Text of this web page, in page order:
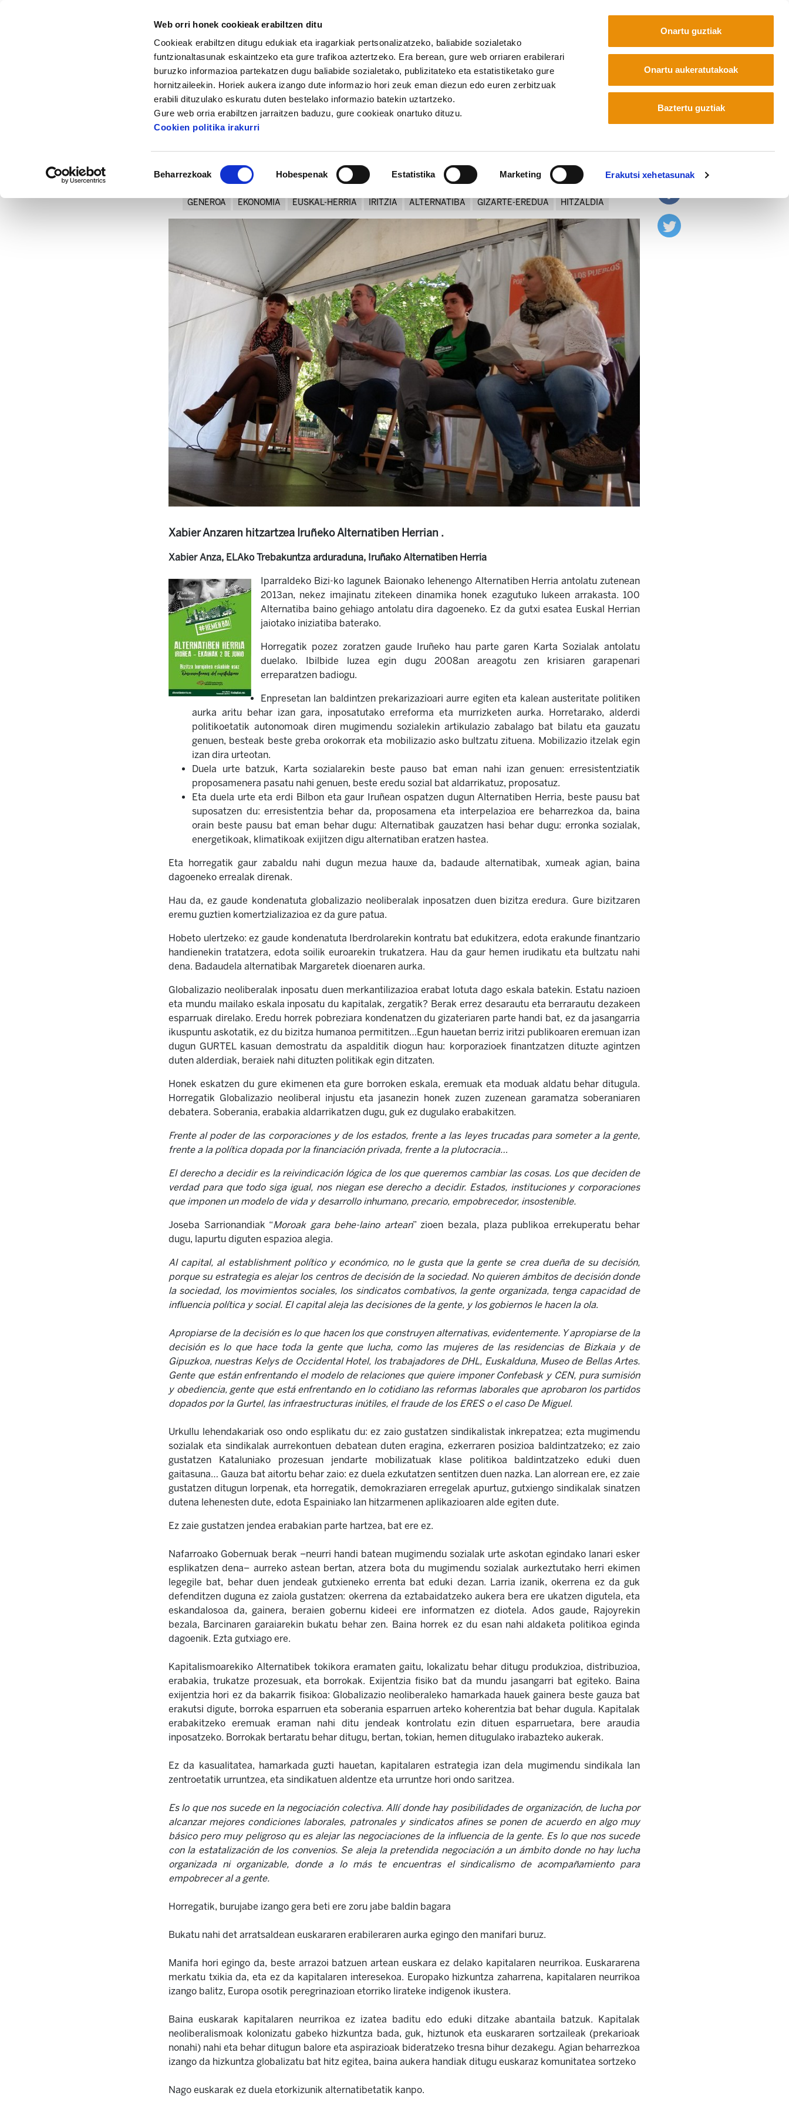
Web orri honek cookieak erabiltzen ditu
Cookieak erabiltzen ditugu edukiak eta iragarkiak pertsonalizatzeko, baliabide sozialetako
funtzionaltasunak eskaintzeko eta gure trafikoa aztertzeko. Era berean, gure web orriaren erabilerari
buruzko informazioa partekatzen dugu baliabide sozialetako, publizitateko eta estatistiketako gure
hornitzaileekin. Horiek aukera izango dute informazio hori zeuk eman diezun edo euren zerbitzuak
erabili dituzulako eskuratu duten bestelako informazio batekin uztartzeko.
Gure web orria erabiltzen jarraitzen baduzu, gure cookieak onartuko dituzu.
Cookien politika irakurri
hautatzea
Beharrezkoak Hobespenak Estatistika Marketing Erakutsi xehetasunak
Onartu guztiak
Onartu aukeratutakoak
Baztertu guztiak
Albisteak eta artikuluak Burujabe, zorujabe
GENEROA EKONOMIA EUSKAL-HERRIA IRITZIA ALTERNATIBA GIZARTE-EREDUA HITZALDIA
Xabier Anzaren hitzartzea Iruñeko Alternatiben Herrian .
Xabier Anza, ELAko Trebakuntza arduraduna, Iruñako Alternatiben Herria
Iparraldeko Bizi-ko lagunek Baionako lehenengo Alternatiben Herria antolatu zutenean
2013an, nekez imajinatu zitekeen dinamika honek ezagutuko lukeen arrakasta. 100
Alternatiba baino gehiago antolatu dira dagoeneko. Ez da gutxi esatea Euskal Herrian
jaiotako iniziatiba baterako.
Horregatik pozez zoratzen gaude Iruñeko hau parte garen Karta Sozialak antolatu
duelako. Ibilbide luzea egin dugu 2008an areagotu zen krisiaren garapenari
erreparatzen badiogu.
Enpresetan lan baldintzen prekarizazioari aurre egiten eta kalean austeritate politiken
aurka aritu behar izan gara, inposatutako erreforma eta murrizketen aurka. Horretarako, alderdi
politikoetatik autonomoak diren mugimendu sozialekin artikulazio zabalago bat bilatu eta gauzatu
genuen, besteak beste greba orokorrak eta mobilizazio asko bultzatu zituena. Mobilizazio itzelak egin
izan dira urteotan.
Duela urte batzuk, Karta sozialarekin beste pauso bat eman nahi izan genuen: erresistentziatik
proposamenera pasatu nahi genuen, beste eredu sozial bat aldarrikatuz, proposatuz.
Eta duela urte eta erdi Bilbon eta gaur Iruñean ospatzen dugun Alternatiben Herria, beste pausu bat
suposatzen du: erresistentzia behar da, proposamena eta interpelazioa ere beharrezkoa da, baina
orain beste pausu bat eman behar dugu: Alternatibak gauzatzen hasi behar dugu: erronka sozialak,
energetikoak, klimatikoak exijitzen digu alternatiban eratzen hastea.
Eta horregatik gaur zabaldu nahi dugun mezua hauxe da, badaude alternatibak, xumeak agian, baina
dagoeneko errealak direnak.
Hau da, ez gaude kondenatuta globalizazio neoliberalak inposatzen duen bizitza eredura. Gure bizitzaren
eremu guztien komertzializazioa ez da gure patua.
Hobeto ulertzeko: ez gaude kondenatuta Iberdrolarekin kontratu bat edukitzera, edota erakunde finantzario
handienekin tratatzera, edota soilik euroarekin trukatzera. Hau da gaur hemen irudikatu eta bultzatu nahi
dena. Badaudela alternatibak Margaretek dioenaren aurka.
Globalizazio neoliberalak inposatu duen merkantilizazioa erabat lotuta dago eskala batekin. Estatu nazioen
eta mundu mailako eskala inposatu du kapitalak, zergatik? Berak errez desarautu eta berrarautu dezakeen
esparruak direlako. Eredu horrek pobreziara kondenatzen du gizateriaren parte handi bat, ez da jasangarria
ikuspuntu askotatik, ez du bizitza humanoa permititzen…Egun hauetan berriz iritzi publikoaren eremuan izan
dugun GURTEL kasuan demostratu da aspalditik diogun hau: korporazioek finantzatzen dituzte agintzen
duten alderdiak, beraiek nahi dituzten politikak egin ditzaten.
Honek eskatzen du gure ekimenen eta gure borroken eskala, eremuak eta moduak aldatu behar ditugula.
Horregatik Globalizazio neoliberal injustu eta jasanezin honek zuzen zuzenean garamatza soberaniaren
debatera. Soberania, erabakia aldarrikatzen dugu, guk ez dugulako erabakitzen.
Frente al poder de las corporaciones y de los estados, frente a las leyes trucadas para someter a la gente,
frente a la política dopada por la financiación privada, frente a la plutocracia…
El derecho a decidir es la reivindicación lógica de los que queremos cambiar las cosas. Los que deciden de
verdad para que todo siga igual, nos niegan ese derecho a decidir. Estados, instituciones y corporaciones
que imponen un modelo de vida y desarrollo inhumano, precario, empobrecedor, insostenible.
Joseba Sarrionandiak “Moroak gara behe-laino artean” zioen bezala, plaza publikoa errekuperatu behar
dugu, lapurtu diguten espazioa alegia.
Al capital, al establishment político y económico, no le gusta que la gente se crea dueña de su decisión,
porque su estrategia es alejar los centros de decisión de la sociedad. No quieren ámbitos de decisión donde
la sociedad, los movimientos sociales, los sindicatos combativos, la gente organizada, tenga capacidad de
influencia política y social. El capital aleja las decisiones de la gente, y los gobiernos le hacen la ola.
Apropiarse de la decisión es lo que hacen los que construyen alternativas, evidentemente. Y apropiarse de la
decisión es lo que hace toda la gente que lucha, como las mujeres de las residencias de Bizkaia y de
Gipuzkoa, nuestras Kelys de Occidental Hotel, los trabajadores de DHL, Euskalduna, Museo de Bellas Artes.
Gente que están enfrentando el modelo de relaciones que quiere imponer Confebask y CEN, pura sumisión
y obediencia, gente que está enfrentando en lo cotidiano las reformas laborales que aprobaron los partidos
dopados por la Gurtel, las infraestructuras inútiles, el fraude de los ERES o el caso De Miguel.
Urkullu lehendakariak oso ondo esplikatu du: ez zaio gustatzen sindikalistak inkrepatzea; ezta mugimendu
sozialak eta sindikalak aurrekontuen debatean duten eragina, ezkerraren posizioa baldintzatzeko; ez zaio
gustatzen Kataluniako prozesuan jendarte mobilizatuak klase politikoa baldintzatzeko eduki duen
gaitasuna… Gauza bat aitortu behar zaio: ez duela ezkutatzen sentitzen duen nazka. Lan alorrean ere, ez zaie
gustatzen ditugun lorpenak, eta horregatik, demokraziaren erregelak apurtuz, gutxiengo sindikalak sinatzen
dutena lehenesten dute, edota Espainiako lan hitzarmenen aplikazioaren alde egiten dute.
Ez zaie gustatzen jendea erabakian parte hartzea, bat ere ez.
Nafarroako Gobernuak berak –neurri handi batean mugimendu sozialak urte askotan egindako lanari esker
esplikatzen dena– aurreko astean bertan, atzera bota du mugimendu sozialak aurkeztutako herri ekimen
legegile bat, behar duen jendeak gutxieneko errenta bat eduki dezan. Larria izanik, okerrena ez da guk
defenditzen duguna ez zaiola gustatzen: okerrena da eztabaidatzeko aukera bera ere ukatzen digutela, eta
eskandalosoa da, gainera, beraien gobernu kideei ere informatzen ez diotela. Ados gaude, Rajoyrekin
bezala, Barcinaren garaiarekin bukatu behar zen. Baina horrek ez du esan nahi aldaketa politikoa eginda
dagoenik. Ezta gutxiago ere.
Kapitalismoarekiko Alternatibek tokikora eramaten gaitu, lokalizatu behar ditugu produkzioa, distribuzioa,
erabakia, trukatze prozesuak, eta borrokak. Exijentzia fisiko bat da mundu jasangarri bat egiteko. Baina
exijentzia hori ez da bakarrik fisikoa: Globalizazio neoliberaleko hamarkada hauek gainera beste gauza bat
erakutsi digute, borroka esparruen eta soberania esparruen arteko koherentzia bat behar dugula. Kapitalak
erabakitzeko eremuak eraman nahi ditu jendeak kontrolatu ezin dituen esparruetara, bere araudia
inposatzeko. Borrokak bertaratu behar ditugu, bertan, tokian, hemen ditugulako irabazteko aukerak.
Ez da kasualitatea, hamarkada guzti hauetan, kapitalaren estrategia izan dela mugimendu sindikala lan
zentroetatik urruntzea, eta sindikatuen aldentze eta urruntze hori ondo saritzea.
Es lo que nos sucede en la negociación colectiva. Allí donde hay posibilidades de organización, de lucha por
alcanzar mejores condiciones laborales, patronales y sindicatos afines se ponen de acuerdo en algo muy
básico pero muy peligroso qu es alejar las negociaciones de la influencia de la gente. Es lo que nos sucede
con la estatalización de los convenios. Se aleja la pretendida negociación a un ámbito donde no hay lucha
organizada ni organizable, donde a lo más te encuentras el sindicalismo de acompañamiento para
empobrecer al a gente.
Horregatik, burujabe izango gera beti ere zoru jabe baldin bagara
Bukatu nahi det arratsaldean euskararen erabileraren aurka egingo den manifari buruz.
Manifa hori egingo da, beste arrazoi batzuen artean euskara ez delako kapitalaren neurrikoa. Euskararena
merkatu txikia da, eta ez da kapitalaren interesekoa. Europako hizkuntza zaharrena, kapitalaren neurrikoa
izango balitz, Europa osotik peregrinazioan etorriko lirateke indigenok ikustera.
Baina euskarak kapitalaren neurrikoa ez izatea baditu edo eduki ditzake abantaila batzuk. Kapitalak
neoliberalismoak kolonizatu gabeko hizkuntza bada, guk, hiztunok eta euskararen sortzaileak (prekarioak
nonahi) nahi eta behar ditugun balore eta aspirazioak bideratzeko tresna bihur dezakegu. Agian beharrezkoa
izango da hizkuntza globalizatu bat hitz egitea, baina aukera handiak ditugu euskaraz komunitatea sortzeko
Nago euskarak ez duela etorkizunik alternatibetatik kanpo.